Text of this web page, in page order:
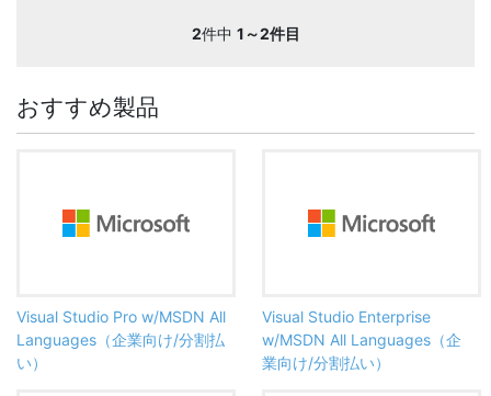
2件中 1～2件目
おすすめ製品
Visual Studio Pro w/MSDN All
Languages（企業向け/分割払
い）
Visual Studio Enterprise
w/MSDN All Languages（企
業向け/分割払い）